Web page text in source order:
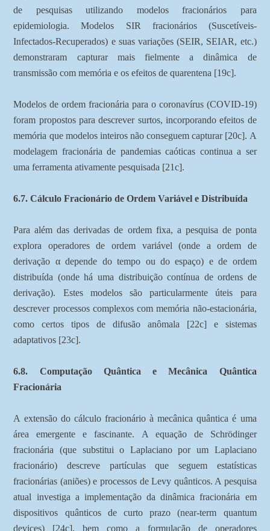
de pesquisas utilizando modelos fracionários para
epidemiologia. Modelos SIR fracionários (Suscetíveis-
Infectados-Recuperados) e suas variações (SEIR, SEIAR, etc.)
demonstraram capturar mais fielmente a dinâmica de
transmissão com memória e os efeitos de quarentena [19c].
Modelos de ordem fracionária para o coronavírus (COVID-19)
foram propostos para descrever surtos, incorporando efeitos de
memória que modelos inteiros não conseguem capturar [20c]. A
modelagem fracionária de pandemias caóticas continua a ser
uma ferramenta ativamente pesquisada [21c].
6.7. Cálculo Fracionário de Ordem Variável e Distribuída
Para além das derivadas de ordem fixa, a pesquisa de ponta
explora operadores de ordem variável (onde a ordem de
derivação α depende do tempo ou do espaço) e de ordem
distribuída (onde há uma distribuição contínua de ordens de
derivação). Estes modelos são particularmente úteis para
descrever processos complexos com memória não-estacionária,
como certos tipos de difusão anômala [22c] e sistemas
adaptativos [23c].
6.8. Computação Quântica e Mecânica Quântica
Fracionária
A extensão do cálculo fracionário à mecânica quântica é uma
área emergente e fascinante. A equação de Schrödinger
fracionária (que substitui o Laplaciano por um Laplaciano
fracionário) descreve partículas que seguem estatísticas
fracionárias (aniões) e processos de Levy quânticos. A pesquisa
atual investiga a implementação da dinâmica fracionária em
dispositivos quânticos de curto prazo (near-term quantum
devices) [24c], bem como a formulação de operadores